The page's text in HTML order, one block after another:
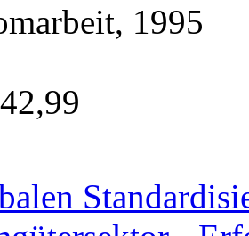
1995